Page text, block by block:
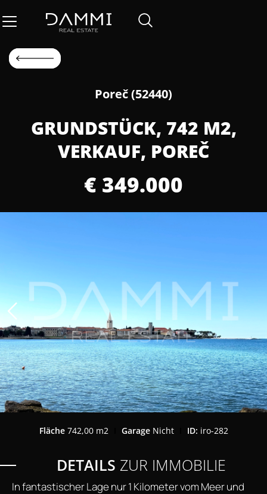
Poreč (52440)
GRUNDSTÜCK, 742 M2,
VERKAUF, POREČ
€ 349.000
Fläche 742,00 m2 GarageNicht ID: iro-282
DETAILS ZUR IMMOBILIE
In fantastischer Lage nur 1 Kilometer vom Meer und